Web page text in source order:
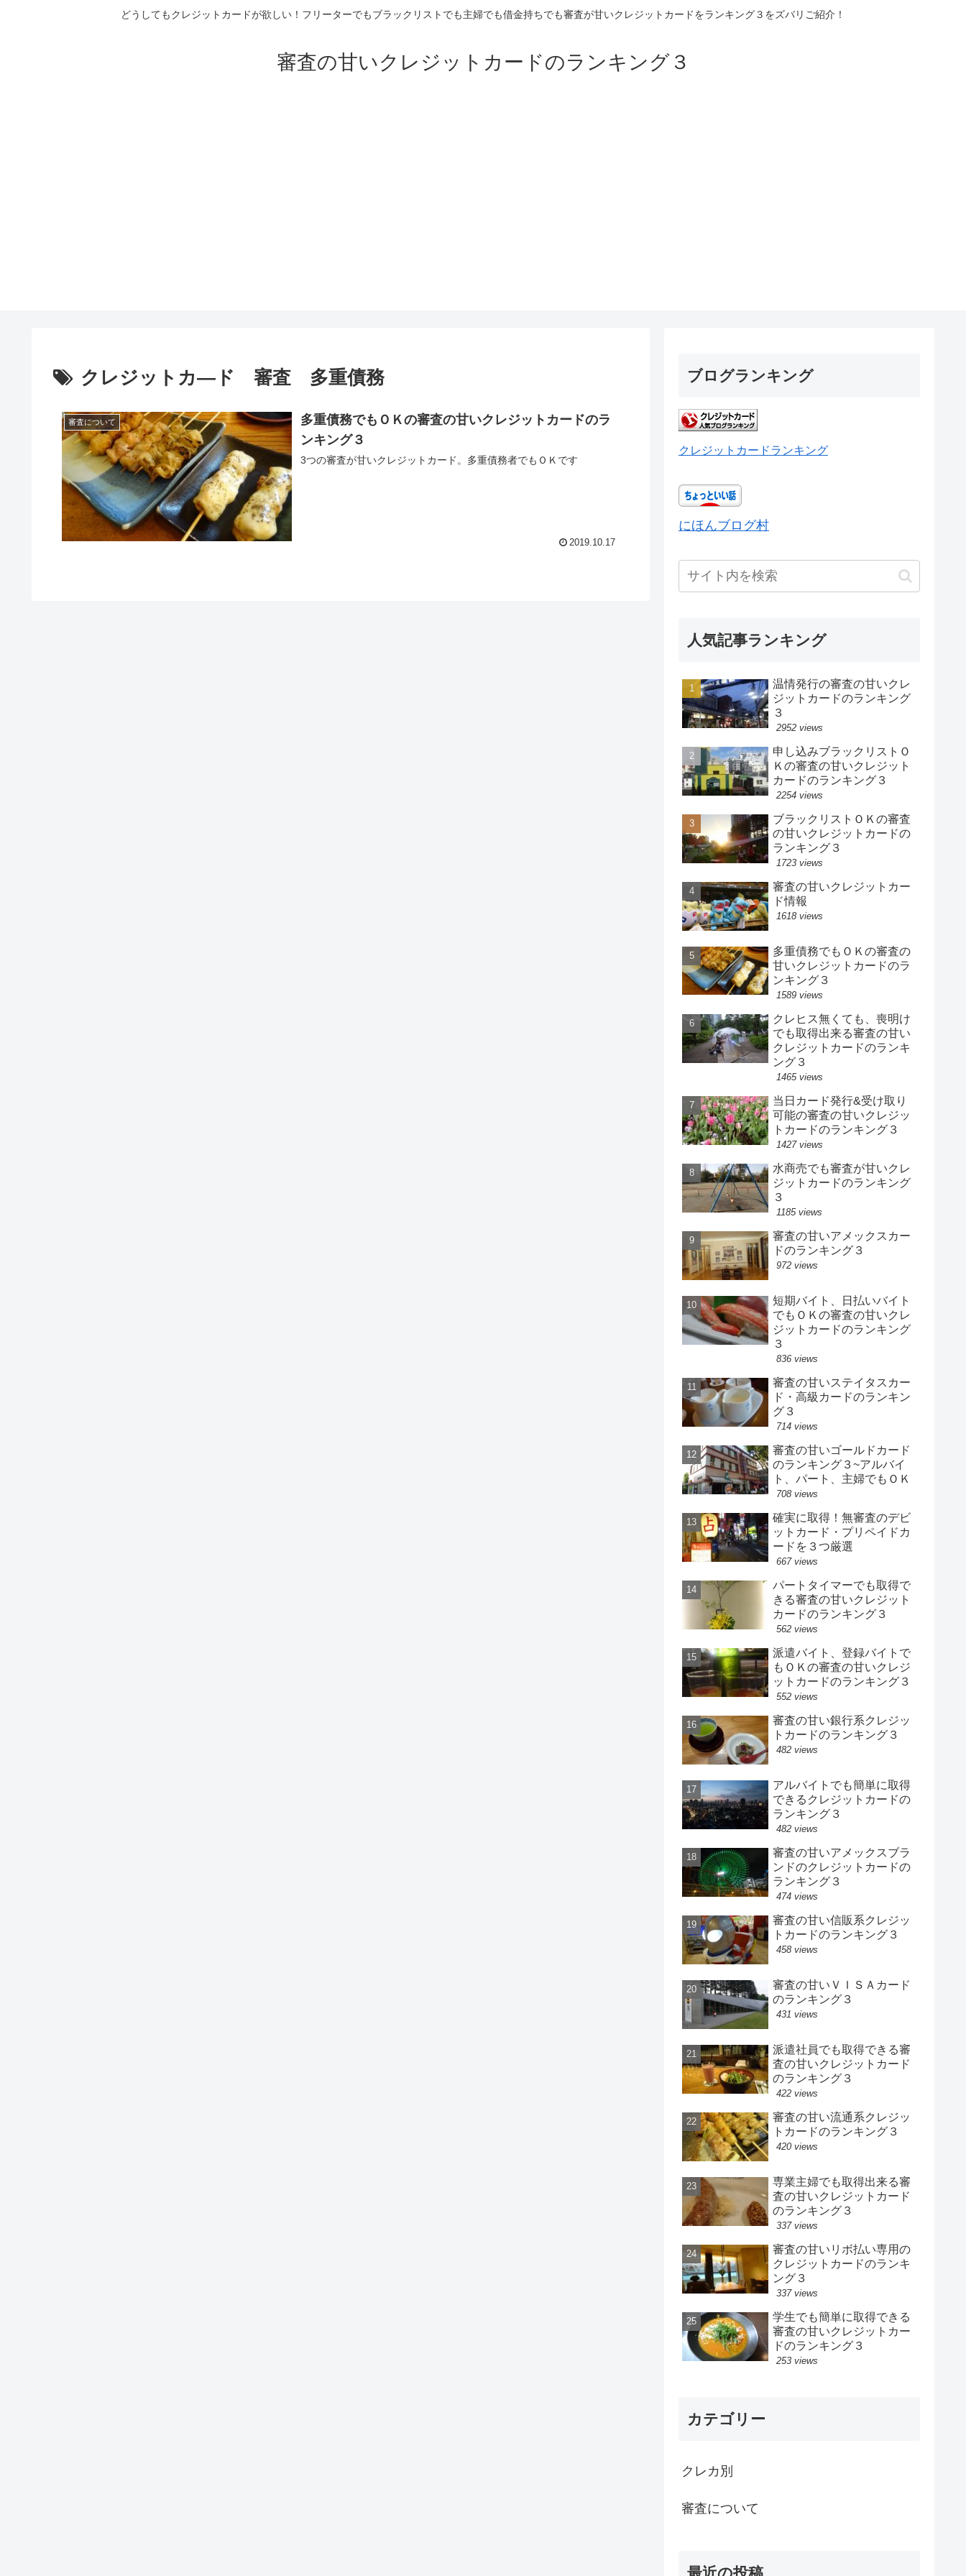
どうしてもクレジットカードが欲しい！フリーターでもブラックリストでも主婦でも借金持ちでも審査が甘いクレジットカードをランキング３をズバリご紹介！
審査の甘いクレジットカードのランキング３
クレジットカ―ド 審査 多重債務
審査について
多重債務でもＯＫの審査の甘いクレジットカードのラ
ンキング３
3つの審査が甘いクレジットカード。多重債務者でもＯＫです
2019.10.17
ブログランキング
クレジットカードランキング
にほんブログ村
人気記事ランキング
温情発行の審査の甘いクレ
ジットカードのランキング
３
2952 views
申し込みブラックリストＯ
Ｋの審査の甘いクレジット
カードのランキング３
2254 views
ブラックリストＯＫの審査
の甘いクレジットカードの
ランキング３
1723 views
審査の甘いクレジットカー
ド情報
1618 views
多重債務でもＯＫの審査の
甘いクレジットカードのラ
ンキング３
1589 views
クレヒス無くても、喪明け
でも取得出来る審査の甘い
クレジットカードのランキ
ング３
1465 views
当日カード発行&受け取り
可能の審査の甘いクレジッ
トカードのランキング３
1427 views
水商売でも審査が甘いクレ
ジットカードのランキング
３
1185 views
審査の甘いアメックスカー
ドのランキング３
972 views
短期バイト、日払いバイト
でもＯＫの審査の甘いクレ
ジットカードのランキング
３
836 views
審査の甘いステイタスカー
ド・高級カードのランキン
グ３
714 views
審査の甘いゴールドカード
のランキング３~アルバイ
ト、パート、主婦でもＯＫ
708 views
確実に取得！無審査のデビ
ットカード・プリペイドカ
ードを３つ厳選
667 views
パートタイマーでも取得で
きる審査の甘いクレジット
カードのランキング３
562 views
派遣バイト、登録バイトで
もＯＫの審査の甘いクレジ
ットカードのランキング３
552 views
審査の甘い銀行系クレジッ
トカードのランキング３
482 views
アルバイトでも簡単に取得
できるクレジットカードの
ランキング３
482 views
審査の甘いアメックスブラ
ンドのクレジットカードの
ランキング３
474 views
審査の甘い信販系クレジッ
トカードのランキング３
458 views
審査の甘いＶＩＳＡカード
のランキング３
431 views
派遣社員でも取得できる審
査の甘いクレジットカード
のランキング３
422 views
審査の甘い流通系クレジッ
トカードのランキング３
420 views
専業主婦でも取得出来る審
査の甘いクレジットカード
のランキング３
337 views
審査の甘いリボ払い専用の
クレジットカードのランキ
ング３
337 views
学生でも簡単に取得できる
審査の甘いクレジットカー
ドのランキング３
253 views
カテゴリー
クレカ別
審査について
最近の投稿